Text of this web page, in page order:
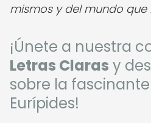
mismos y del mundo que
¡Únete a nuestra
Letras Claras y
sobre la
Eurípides!